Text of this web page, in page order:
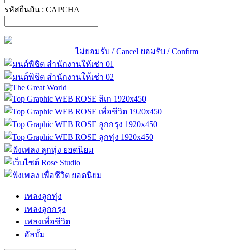
รหัสยืนยัน : CAPCHA
ไม่ยอมรับ / Cancel ยอมรับ / Confirm
เพลงลูกทุ่ง
เพลงลูกกรุง
เพลงเพื่อชีวิต
อัลบั้ม